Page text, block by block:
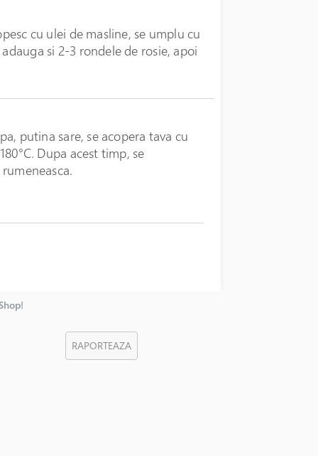
cu ulei de masline, se umplu cu
si 2-3 rondele de rosie, apoi
putina sare, se acopera tava cu
Dupa acest timp, se
RAPORTEAZA